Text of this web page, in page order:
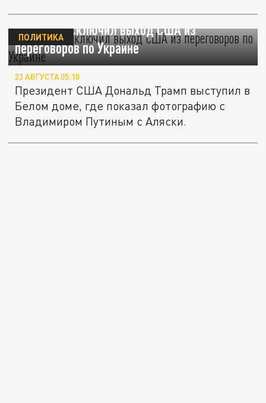
Трамп не исключил выход США из
переговоров по Украине
ПОЛИТИКА
23 АВГУСТА 05:10
Президент США Дональд Трамп выступил в
Белом доме, где показал фотографию с
Владимиром Путиным с Аляски.